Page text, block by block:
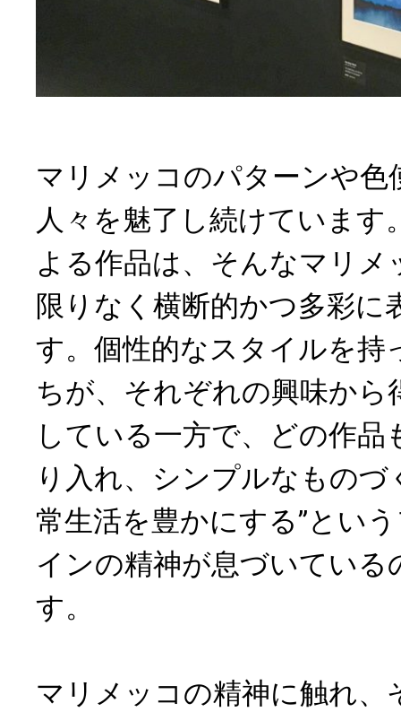
マリメッコのパターンや色
人々を魅了し続けています
よる作品は、そんなマリメ
限りなく横断的かつ多彩に
す。個性的なスタイルを持
ちが、それぞれの興味から
している一方で、どの作品
り入れ、シンプルなもの
常生活を豊かにする”とい
インの精神が息づいている
す。
マリメッコの精神に触れ、